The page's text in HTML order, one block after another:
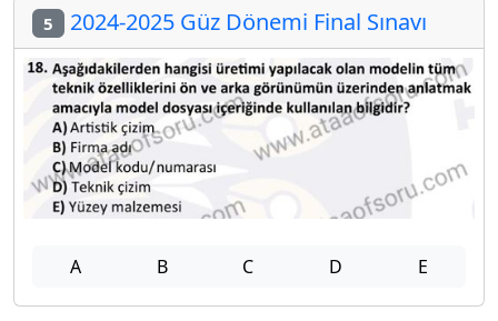
5 2024-2025 Güz Dönemi Final Sınavı
A B C D E